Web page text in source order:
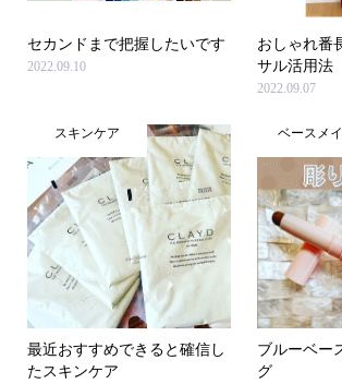
セカンドまで把握したいです
2022.09.10
おしゃれ番
サル活用法
2022.09.07
スキンケア
最近おすすめできると確信し
たスキンケア
ベースメ
ブルーベー
グ